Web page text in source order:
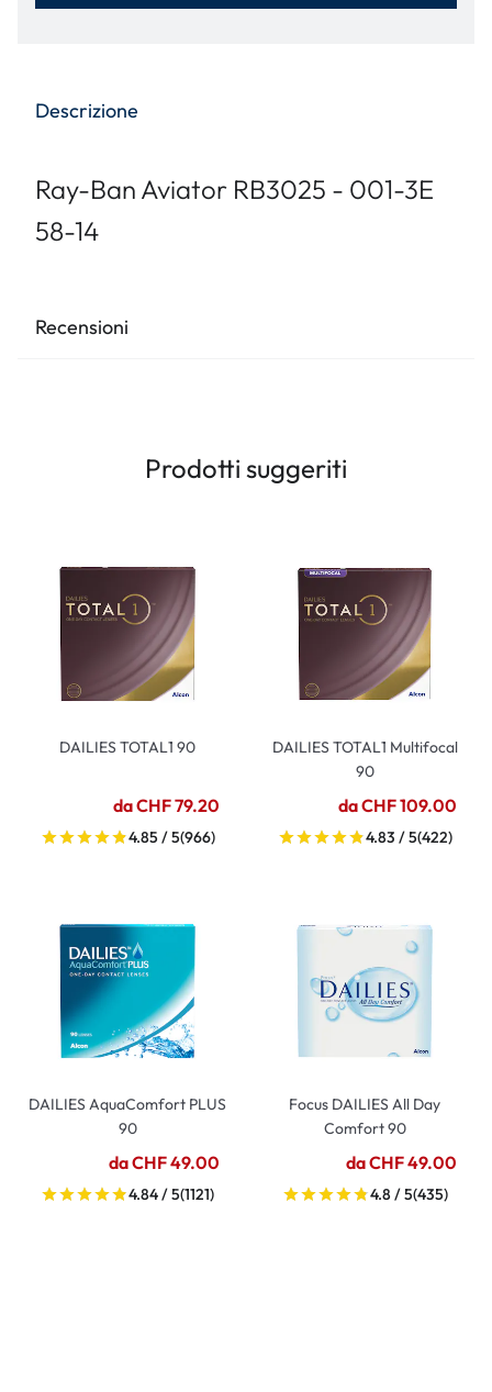
Descrizione
Ray-Ban Aviator RB3025 - 001-3E
58-14
Recensioni
Prodotti suggeriti
DAILIES TOTAL1 90
da CHF 79.20
4.85 / 5(966)
DAILIES TOTAL1 Multifocal
90
da CHF 109.00
4.83 / 5(422)
DAILIES AquaComfort PLUS
90
da CHF 49.00
4.84 / 5(1121)
Focus DAILIES All Day
Comfort 90
da CHF 49.00
4.8 / 5(435)